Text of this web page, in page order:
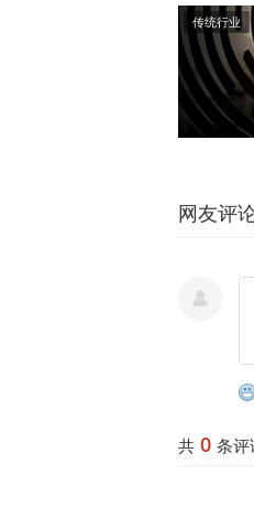
传统行业
网友评
共 0 条评